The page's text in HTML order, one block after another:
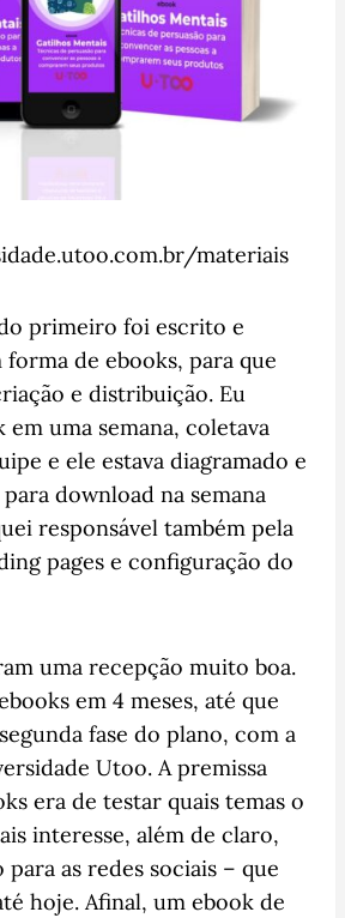
materiais
primeiro foi escrito e
de ebooks, para que
e distribuição. Eu
em uma semana, coletava
e ele estava diagramado e
download na semana
responsável também pela
pages e configuração do
uma recepção muito boa.
em 4 meses, até que
fase do plano, com a
Utoo. A premissa
era de testar quais temas o
interesse, além de claro,
as redes sociais – que
hoje. Afinal, um ebook de